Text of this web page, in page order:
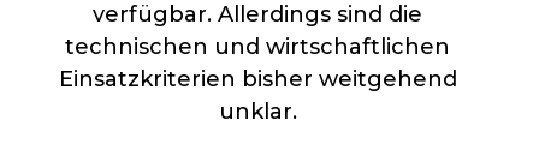
verfügbar. Allerdings sind die
technischen und wirtschaftlichen
Einsatzkriterien bisher weitgehend
unklar.